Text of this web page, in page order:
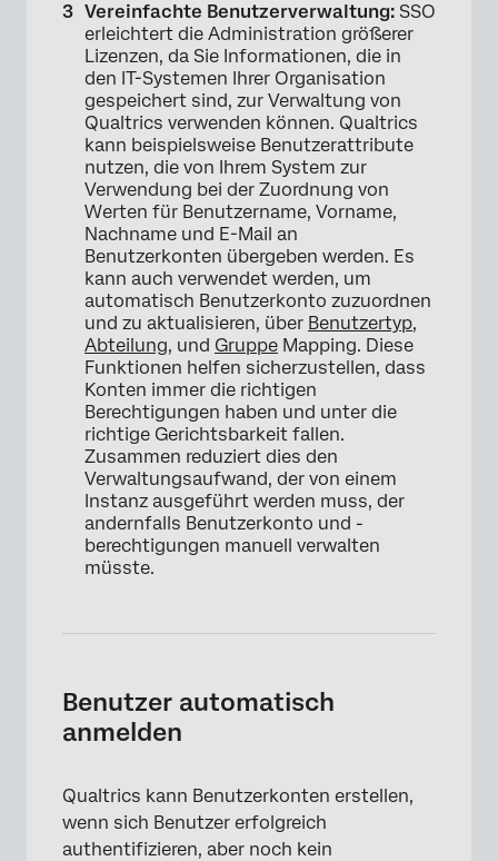
Vereinfachte Benutzerverwaltung: SSO
erleichtert die Administration größerer
Lizenzen, da Sie Informationen, die in
den IT-Systemen Ihrer Organisation
gespeichert sind, zur Verwaltung von
Qualtrics verwenden können. Qualtrics
kann beispielsweise Benutzerattribute
nutzen, die von Ihrem System zur
Verwendung bei der Zuordnung von
Werten für Benutzername, Vorname,
Nachname und E-Mail an
Benutzerkonten übergeben werden. Es
kann auch verwendet werden, um
automatisch Benutzerkonto zuzuordnen
und zu aktualisieren, über Benutzertyp,
Abteilung, und Gruppe Mapping. Diese
Funktionen helfen sicherzustellen, dass
Konten immer die richtigen
Berechtigungen haben und unter die
richtige Gerichtsbarkeit fallen.
Zusammen reduziert dies den
Verwaltungsaufwand, der von einem
Instanz ausgeführt werden muss, der
andernfalls Benutzerkonto und -
berechtigungen manuell verwalten
müsste.
Benutzer automatisch
anmelden
Qualtrics kann Benutzerkonten erstellen,
wenn sich Benutzer erfolgreich
authentifizieren, aber noch kein